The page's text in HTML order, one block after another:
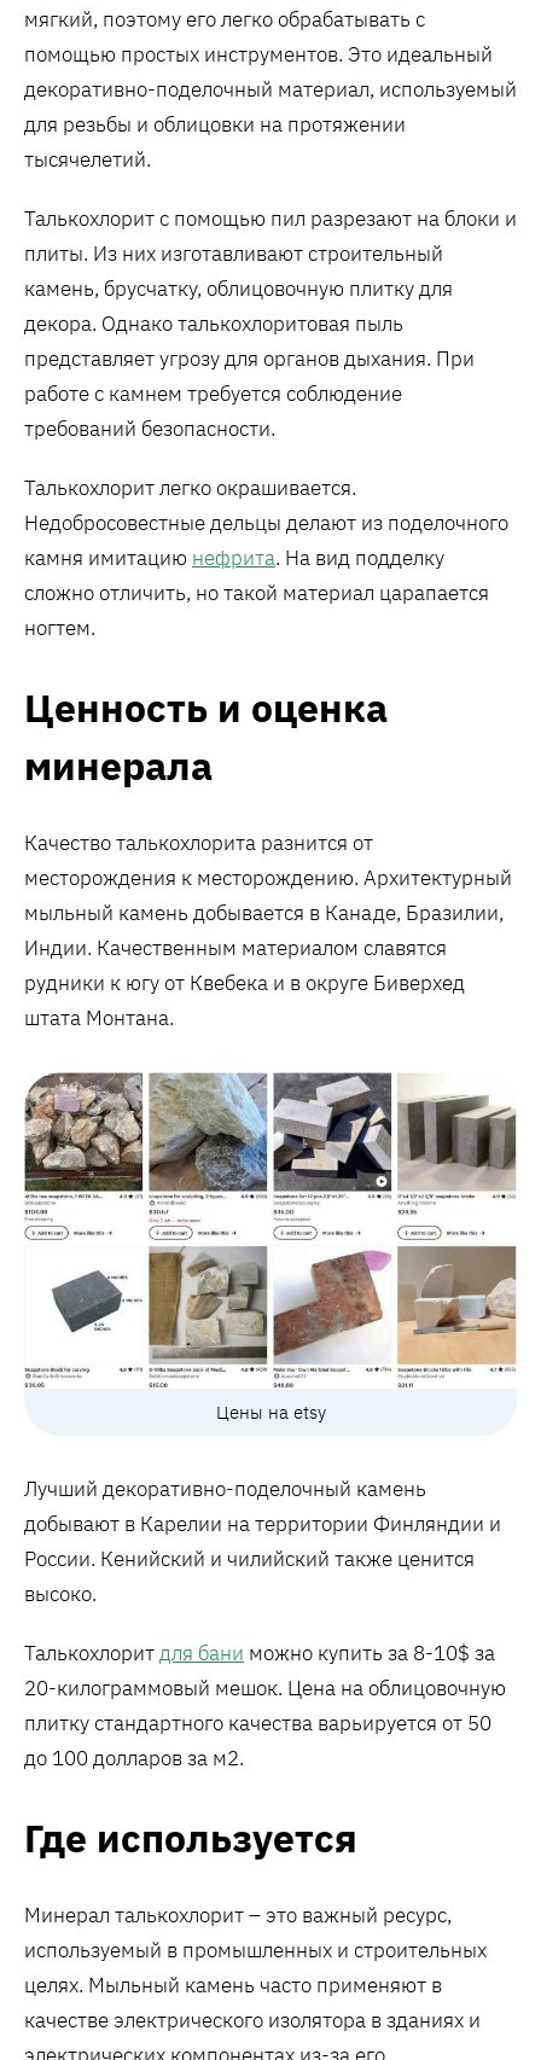
мягкий, поэтому его легко обрабатывать с
помощью простых инструментов. Это идеальный
декоративно-поделочный материал, используемый
для резьбы и облицовки на протяжении
тысячелетий.
Талькохлорит с помощью пил разрезают на блоки и
плиты. Из них изготавливают строительный
камень, брусчатку, облицовочную плитку для
декора. Однако талькохлоритовая пыль
представляет угрозу для органов дыхания. При
работе с камнем требуется соблюдение
требований безопасности.
Талькохлорит легко окрашивается.
Недобросовестные дельцы делают из поделочного
камня имитацию нефрита. На вид подделку
сложно отличить, но такой материал царапается
ногтем.
Ценность и оценка
минерала
Качество талькохлорита разнится от
месторождения к месторождению. Архитектурный
мыльный камень добывается в Канаде, Бразилии,
Индии. Качественным материалом славятся
рудники к югу от Квебека и в округе Биверхед
штата Монтана.
Цены на etsy
Лучший декоративно-поделочный камень
добывают в Карелии на территории Финляндии и
России. Кенийский и чилийский также ценится
высоко.
Талькохлоритдля бани можно купить за 8-10$ за
20-килограммовый мешок. Цена на облицовочную
плитку стандартного качества варьируется от 50
до 100 долларов за м2.
Где используется
Минерал талькохлорит – это важный ресурс,
используемый в промышленных и строительных
целях. Мыльный камень часто применяют в
качестве электрического изолятора в зданиях и